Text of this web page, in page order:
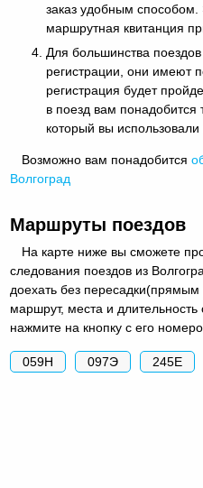
заказ удобным способом.
маршрутная квитанция
Для большинства поездов
регистрации, они имеют
регистрация будет
в поезд вам понадобится
который вы
Возможно вам понадобится
Волгоград
Маршруты поездов
На карте ниже вы сможете
следования поездов из
доехать без
маршрут, места и длительность
нажмите на кнопку с его
059Н 097Э 245Е